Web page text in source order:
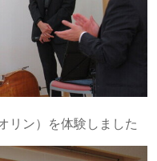
リン）を体験しました